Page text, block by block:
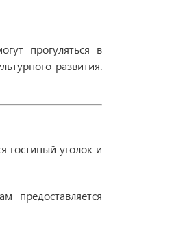
прогуляться в
развития.
гостиный уголок и
предоставляется